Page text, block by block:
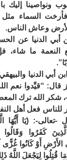
ونواصينا إليك
فأرخت السماء مثل
وعاش الناس.
أبي الدنيا عن
النعمة ما شاء،
أبي الدنيا
قال: “قيِّدوا نعم
شكر الله ترك
للناس فعل أهل
-تعالى-: (يَا أَيُّهَا
كَفَرُوا وَقَالُوا
أَوْ كَانُوا غُزًّى
قُتِلُوا لِيَجْعَلَ